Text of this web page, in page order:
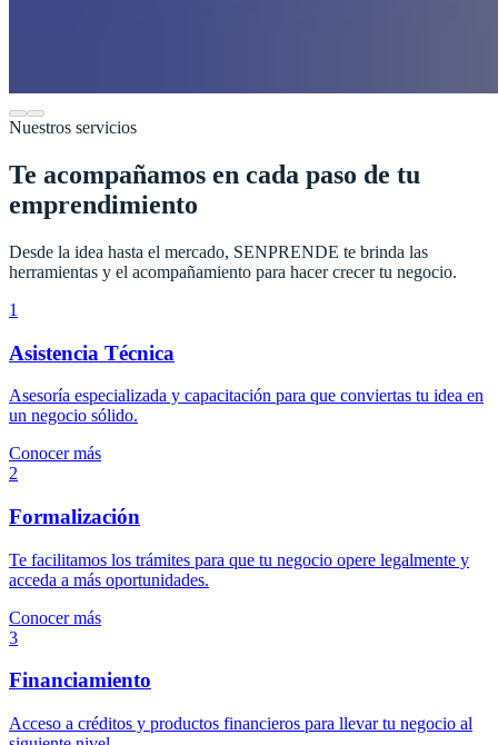
Nuestros servicios
Te acompañamos en cada paso de tu
emprendimiento
Desde la idea hasta el mercado, SENPRENDE te brinda las
herramientas y el acompañamiento para hacer crecer tu negocio.
1
Asistencia Técnica
Asesoría especializada y capacitación para que conviertas tu idea en
un negocio sólido.
Conocer más
2
Formalización
Te facilitamos los trámites para que tu negocio opere legalmente y
acceda a más oportunidades.
Conocer más
3
Financiamiento
Acceso a créditos y productos financieros para llevar tu negocio al